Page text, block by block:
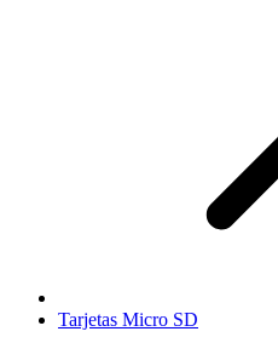
Tarjetas Micro SD